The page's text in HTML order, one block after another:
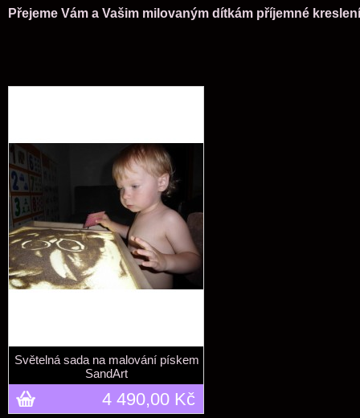
Přejeme Vám a Vašim milovaným dítkám příjemné
Světelná sada na malování pískem
SandArt
4 490,00 Kč